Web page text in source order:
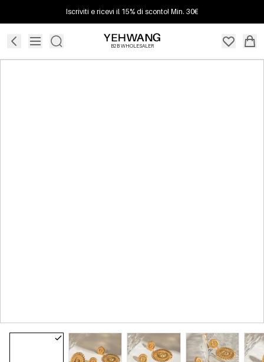
Iscriviti e ricevi il 15% di sconto! Min. 30€
B2B WHOLESALER